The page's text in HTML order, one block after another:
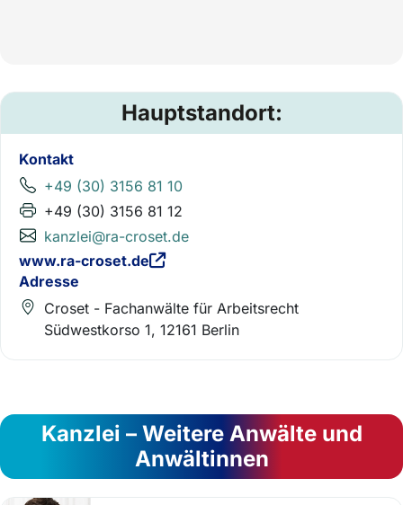
Hauptstandort:
Kontakt
+49 (30) 3156 81 10
+49 (30) 3156 81 12
kanzlei@ra-croset.de
www.ra-croset.de
Adresse
Croset - Fachanwälte für Arbeitsrecht
Südwestkorso 1, 12161 Berlin
Kanzlei – Weitere Anwälte und
Anwältinnen